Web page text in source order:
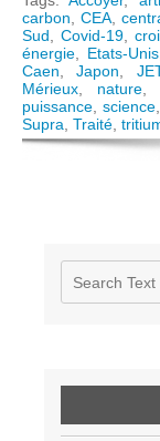
carbon, CEA,
Sud, Covid-19,
énergie, Etats-Unis
Caen,Japon,
Mérieux, nature,
puissance, science,
Supra, Traité,